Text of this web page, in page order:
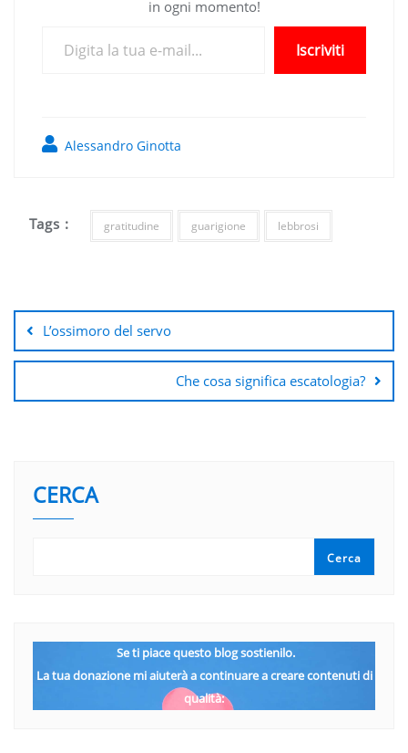
in ogni momento!
Iscriviti
Alessandro Ginotta
Tags : gratitudine guarigione lebbrosi
articoli
L’ossimoro del servo
Che cosa significa escatologia?
CERCA
Cerca
Se ti piace questo blog sostienilo.
La tua donazione mi aiuterà a continuare a creare contenuti di
qualità: